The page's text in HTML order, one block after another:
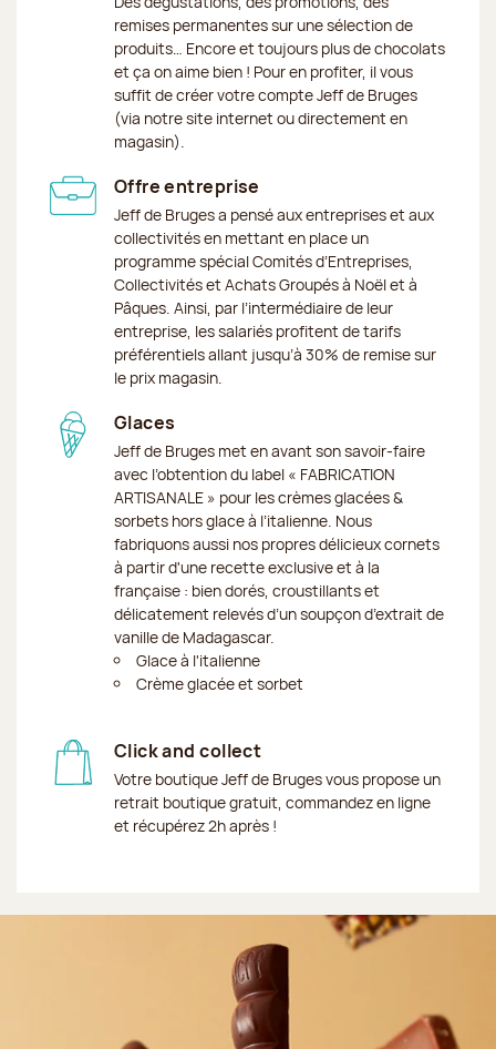
remises permanentes sur une sélection de
produits… Encore et toujours plus de chocolats
et ça on aime bien ! Pour en profiter, il vous
suffit de créer votre compte Jeff de Bruges
(via notre site internet ou directement en
magasin).
Offre entreprise
Jeff de Bruges a pensé aux entreprises et aux
collectivités en mettant en place un
programme spécial Comités d’Entreprises,
Collectivités et Achats Groupés à Noël et à
Pâques. Ainsi, par l’intermédiaire de leur
entreprise, les salariés profitent de tarifs
préférentiels allant jusqu’à 30% de remise sur
le prix magasin.
Glaces
Jeff de Bruges met en avant son savoir-faire
avec l’obtention du label « FABRICATION
ARTISANALE » pour les crèmes glacées &
sorbets hors glace à l’italienne. Nous
fabriquons aussi nos propres délicieux cornets
à partir d'une recette exclusive et à la
française : bien dorés, croustillants et
délicatement relevés d’un soupçon d’extrait de
vanille de Madagascar.
Glace à l'italienne
Crème glacée et sorbet
Click and collect
Votre boutique Jeff de Bruges vous propose un
retrait boutique gratuit, commandez en ligne
et récupérez 2h après !